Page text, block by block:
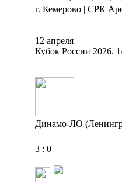
г. Кемерово | СРК
12 апреля
Кубок России 2026.
Динамо-ЛО
3 : 0